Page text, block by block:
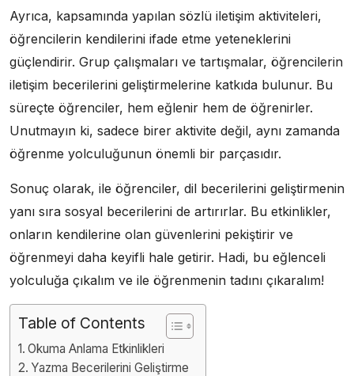
Ayrıca, kapsamında yapılan sözlü iletişim aktiviteleri,
öğrencilerin kendilerini ifade etme yeteneklerini
güçlendirir. Grup çalışmaları ve tartışmalar, öğrencilerin
iletişim becerilerini geliştirmelerine katkıda bulunur. Bu
süreçte öğrenciler, hem eğlenir hem de öğrenirler.
Unutmayın ki, sadece birer aktivite değil, aynı zamanda
öğrenme yolculuğunun önemli bir parçasıdır.
Sonuç olarak, ile öğrenciler, dil becerilerini geliştirmenin
yanı sıra sosyal becerilerini de artırırlar. Bu etkinlikler,
onların kendilerine olan güvenlerini pekiştirir ve
öğrenmeyi daha keyifli hale getirir. Hadi, bu eğlenceli
yolculuğa çıkalım ve ile öğrenmenin tadını çıkaralım!
Table of Contents
Okuma Anlama Etkinlikleri
Yazma Becerilerini Geliştirme